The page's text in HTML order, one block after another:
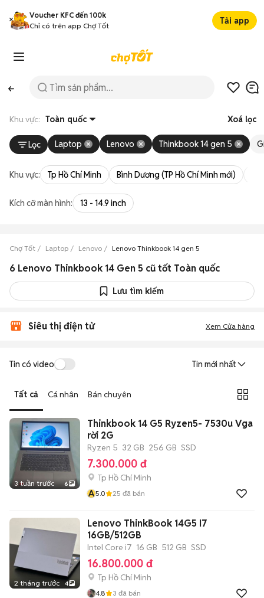
Voucher KFC đến 100k
Chỉ có trên app Chợ Tốt
Tải app
Khu vực: Toàn quốc Xoá lọc
Lọc Laptop Lenovo Thinkbook 14 gen 5
Khu vực: Tp Hồ Chí Minh Bình Dương (TP Hồ Chí Minh mới)
Kích cỡ màn hình: 13 - 14.9 inch
Chợ Tốt Laptop Lenovo Lenovo Thinkbook 14 gen 5
6 Lenovo Thinkbook 14 Gen 5 cũ tốt Toàn quốc
Lưu tìm kiếm
Siêu thị điện tử Xem Cửa hàng
Tin có video Tin mới nhất
Tất cả Cá nhân Bán chuyên
3 tuần trước 6
Thinkbook 14 G5 Ryzen5- 7530u Vga
rời 2G
Ryzen 5 32 GB 256 GB SSD
7.300.000 đ
Tp Hồ Chí Minh
A5.0 25 đã bán
2 tháng trước 4
Lenovo ThinkBook 14G5 I7
16GB/512GB
Intel Core i7 16 GB 512 GB SSD
16.800.000 đ
Tp Hồ Chí Minh
4.8 3 đã bán